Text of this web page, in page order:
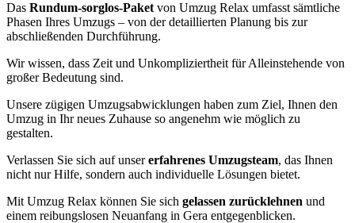
Das Rundum-sorglos-Paket von Umzug Relax umfasst sämtliche
Phasen Ihres Umzugs – von der detaillierten Planung bis zur
abschließenden Durchführung.
Wir wissen, dass Zeit und Unkompliziertheit für Alleinstehende von
großer Bedeutung sind.
Unsere zügigen Umzugsabwicklungen haben zum Ziel, Ihnen den
Umzug in Ihr neues Zuhause so angenehm wie möglich zu
gestalten.
Verlassen Sie sich auf unsererfahrenes Umzugsteam, das Ihnen
nicht nur Hilfe, sondern auch individuelle Lösungen bietet.
Mit Umzug Relax können Sie sich gelassen zurücklehnen und
einem reibungslosen Neuanfang in Gera entgegenblicken.